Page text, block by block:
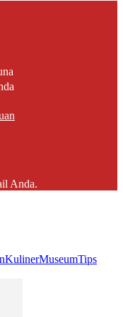
Anda.
KulinerMuseumTips